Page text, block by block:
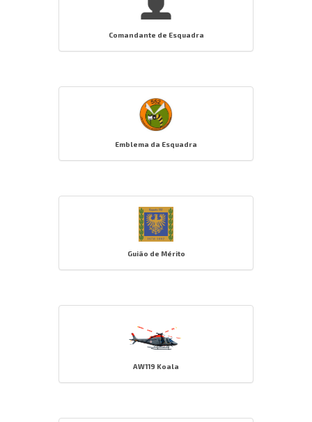
Comandante de Esquadra
Emblema da Esquadra
Guião de Mérito
AW119 Koala